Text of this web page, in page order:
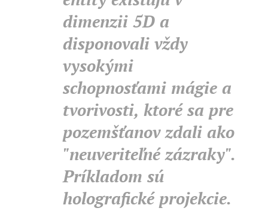
dimenzii 5D a
disponovali vždy
vysokými
schopnosťami mágie a
tvorivosti, ktoré sa pre
pozemšťanov zdali ako
"neuveriteľné zázraky".
Príkladom sú
holografické projekcie.